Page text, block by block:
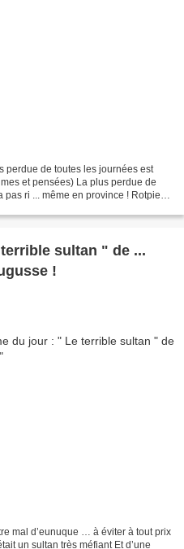
perdue de toutes les journées est
et pensées) La plus perdue de
ri ... même en province ! Rotpier
sultan " de ...
!
mal d’eunuque … à éviter à tout prix
un sultan très méfiant Et d’une